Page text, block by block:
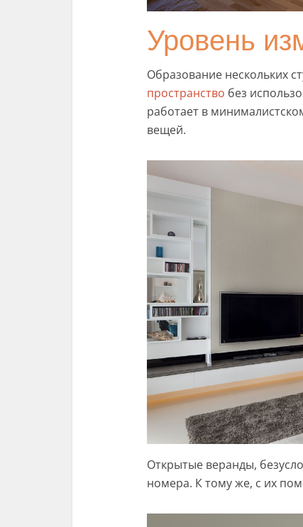
Уровень
Образование нескольких
пространство без
работает в
вещей.
Открытые веранды,
номера. К тому же, с их